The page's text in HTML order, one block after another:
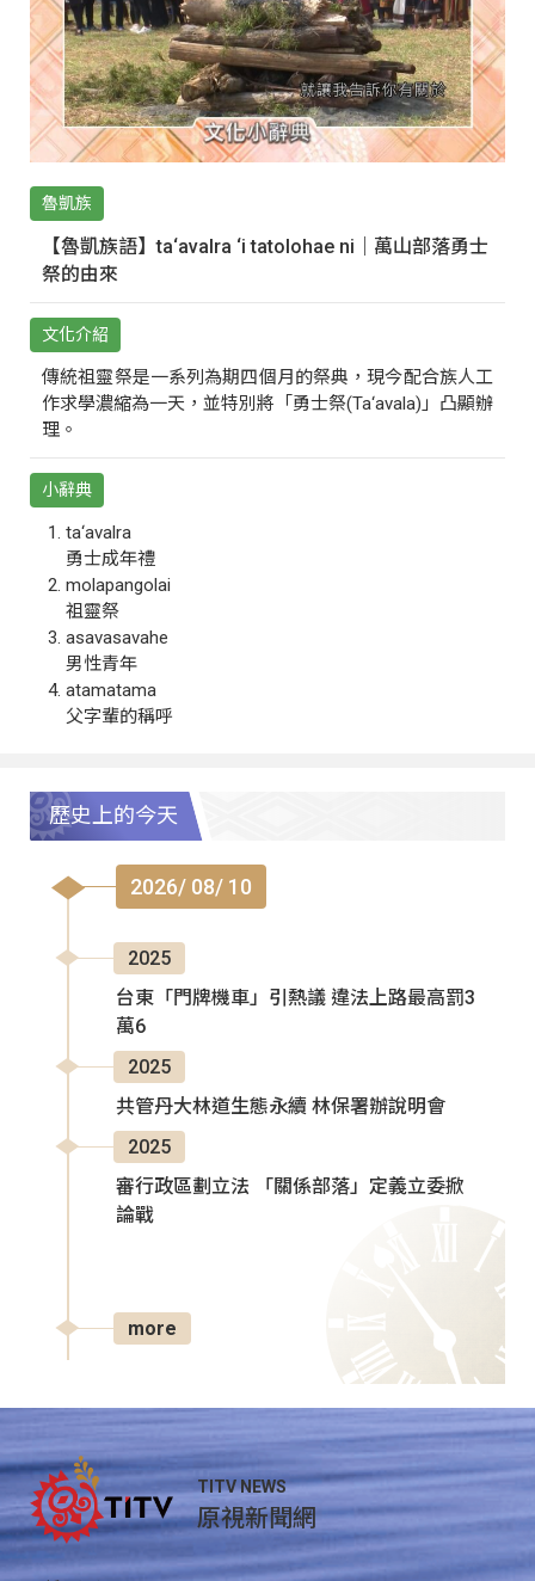
魯凱族
【魯凱族語】ta‘avalra ‘i tatolohae ni｜萬山部落勇士
祭的由來
文化介紹
傳統祖靈祭是一系列為期四個月的祭典，現今配合族人工
作求學濃縮為一天，並特別將「勇士祭(Ta‘avala)」凸顯辦
理。
小辭典
ta‘avalra
勇士成年禮
molapangolai
祖靈祭
asavasavahe
男性青年
atamatama
父字輩的稱呼
歷史上的今天
2026/ 08/ 10
2025
台東「門牌機車」引熱議 違法上路最高罰3
萬6
2025
共管丹大林道生態永續 林保署辦說明會
2025
審行政區劃立法 「關係部落」定義立委掀
論戰
more
TITV NEWS
原視新聞網